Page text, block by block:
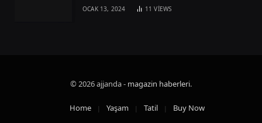
OCAK 13, 2024 11VIEWS
© 2026 ajjanda - magazin haberleri.
Home Yaşam Tatil Buy Now